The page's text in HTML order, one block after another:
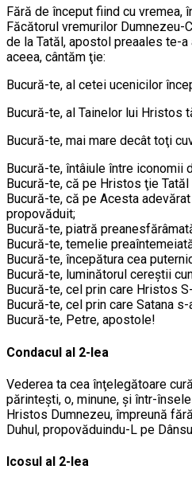
Fără de început fiind cu vremea,
Făcătorul vremurilor Dumnezeu-
de la Tatăl, apostol preaales te-
aceea, cântăm ţie:
Bucură-te, al cetei ucenicilor
Bucură-te, al Tainelor lui Hristos
Bucură-te, mai mare decât toţi
Bucură-te, întâiule între iconomii
Bucură-te, că pe Hristos ţie
Bucură-te, că pe Acesta
propovăduit;
Bucură-te, piatră
Bucură-te, temelie
Bucură-te, începătura cea
Bucură-te, luminătorul cereştii
Bucură-te, cel prin care Hristos
Bucură-te, cel prin care Satana s-
Bucură-te, Petre, apostole!
Condacul al 2-lea
Vederea ta cea înţelegătoare
părinteşti, o, minune, şi într-
Hristos Dumnezeu, împreună
Duhul, propovăduindu-L pe
Icosul al 2-lea